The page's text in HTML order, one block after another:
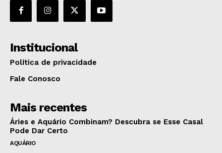
Institucional
Política de privacidade
Fale Conosco
Mais recentes
Áries e Aquário Combinam? Descubra se Esse Casal
Pode Dar Certo
AQUÁRIO